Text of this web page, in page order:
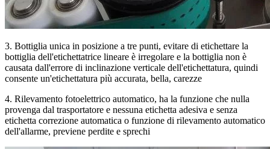
3. Bottiglia unica in posizione a tre punti, evitare di etichettare la
bottiglia dell'etichettatrice lineare è irregolare e la bottiglia non è
causata dall'errore di inclinazione verticale dell'etichettatura, quindi
consente un'etichettatura più accurata, bella, carezze
4. Rilevamento fotoelettrico automatico, ha la funzione che nulla
provenga dal trasportatore e nessuna etichetta adesiva e senza
etichetta correzione automatica o funzione di rilevamento automatico
dell'allarme, previene perdite e sprechi